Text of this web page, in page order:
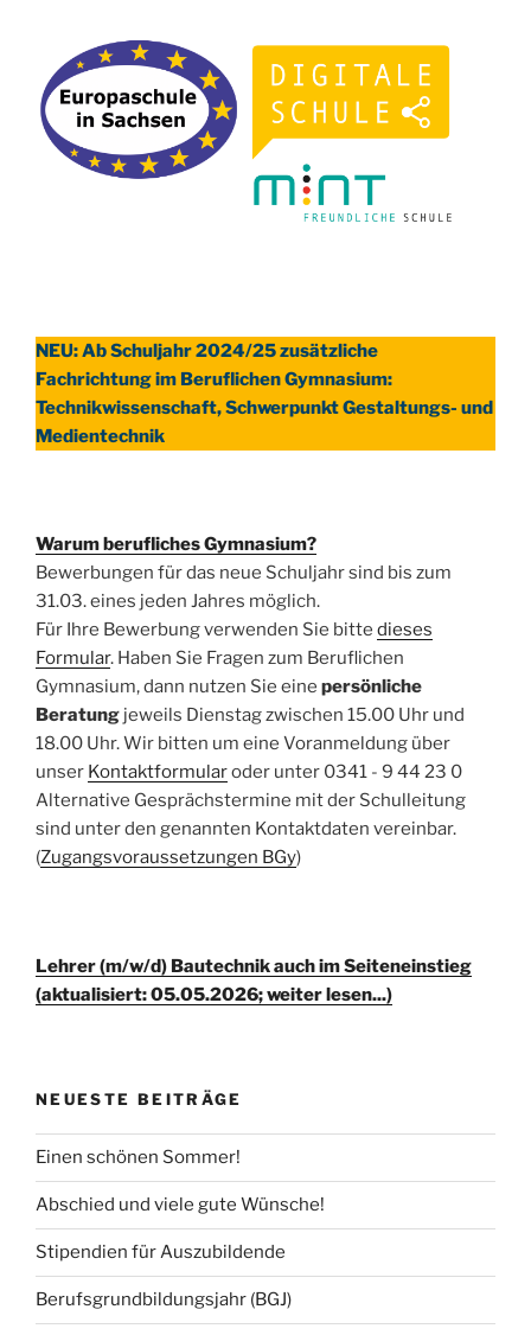
NEU: Ab Schuljahr 2024/25 zusätzliche
Fachrichtung im Beruflichen Gymnasium:
Technikwissenschaft, Schwerpunkt Gestaltungs- und
Medientechnik
Warum berufliches Gymnasium?
Bewerbungen für das neue Schuljahr sind bis zum
31.03. eines jeden Jahres möglich.
Für Ihre Bewerbung verwenden Sie bitte dieses
Formular. Haben Sie Fragen zum Beruflichen
Gymnasium, dann nutzen Sie eine persönliche
Beratung jeweils Dienstag zwischen 15.00 Uhr und
18.00 Uhr. Wir bitten um eine Voranmeldung über
unser Kontaktformularoder unter 0341 - 9 44 23 0
Alternative Gesprächstermine mit der Schulleitung
sind unter den genannten Kontaktdaten vereinbar.
(Zugangsvoraussetzungen BGy)
Lehrer (m/w/d) Bautechnik auch im Seiteneinstieg
(aktualisiert: 05.05.2026; weiter lesen...)
NEUESTE BEITRÄGE
Einen schönen Sommer!
Abschied und viele gute Wünsche!
Stipendien für Auszubildende
Berufsgrundbildungsjahr (BGJ)